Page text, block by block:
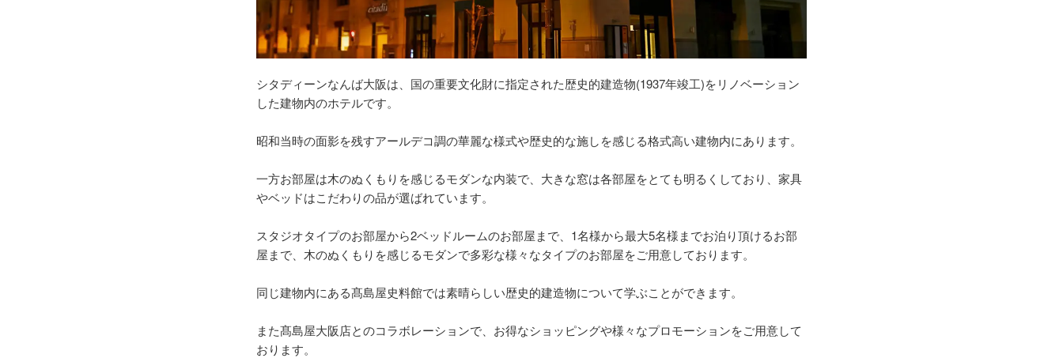
シタディーンなんば大阪は、国の重要文化財に指定された歴史的建造物(1937年竣工)をリノベーション
した建物内のホテルです。
昭和当時の面影を残すアールデコ調の華麗な様式や歴史的な施しを感じる格式高い建物内にあります。
一方お部屋は木のぬくもりを感じるモダンな内装で、大きな窓は各部屋をとても明るくしており、家具
やベッドはこだわりの品が選ばれています。
スタジオタイプのお部屋から2ベッドルームのお部屋まで、1名様から最大5名様までお泊り頂けるお部
屋まで、木のぬくもりを感じるモダンで多彩な様々なタイプのお部屋をご用意しております。
同じ建物内にある髙島屋史料館では素晴らしい歴史的建造物について学ぶことができます。
また髙島屋大阪店とのコラボレーションで、お得なショッピングや様々なプロモーションをご用意して
おります。